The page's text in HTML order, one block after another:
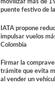
movilizar más de
puente festivo de
IATA propone
impulsar vuelos
Colombia
Firmar la
trámite que evita
al vender un